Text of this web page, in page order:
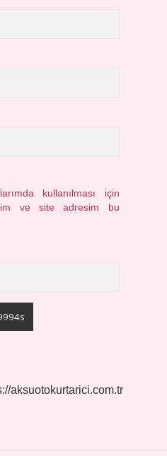
kullanılması için
ve site adresim bu
aksuotokurtarici.com.tr